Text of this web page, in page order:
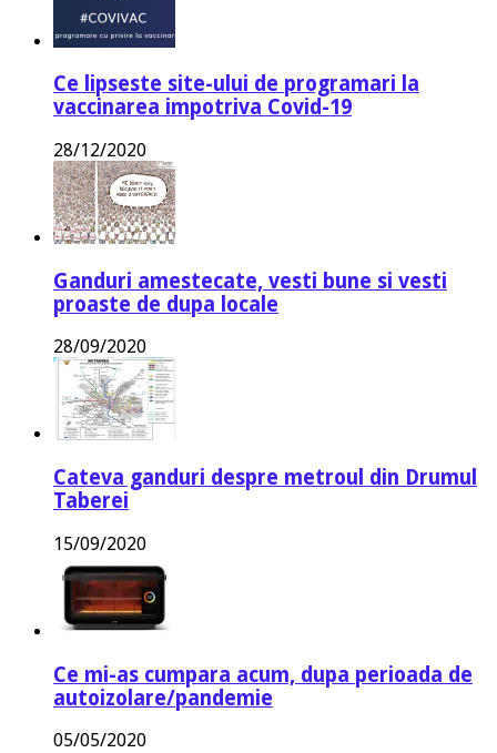
Ce lipseste site-ului de programari la
vaccinarea impotriva Covid-19
28/12/2020
Ganduri amestecate, vesti bune si vesti
proaste de dupa locale
28/09/2020
Cateva ganduri despre metroul din Drumul
Taberei
15/09/2020
Ce mi-as cumpara acum, dupa perioada de
autoizolare/pandemie
05/05/2020